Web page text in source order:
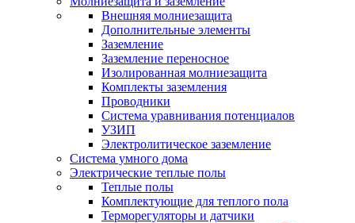
Внешняя молниезащита
Дополнительные элементы
Заземление
Заземление переносное
Изолированная молниезащита
Комплекты заземления
Проводники
Система уравнивания потенциалов
УЗИП
Электролитическое заземление
Система умного дома
Электрические теплые полы
Теплые полы
Комплектующие для теплого пола
Терморегуляторы и датчики